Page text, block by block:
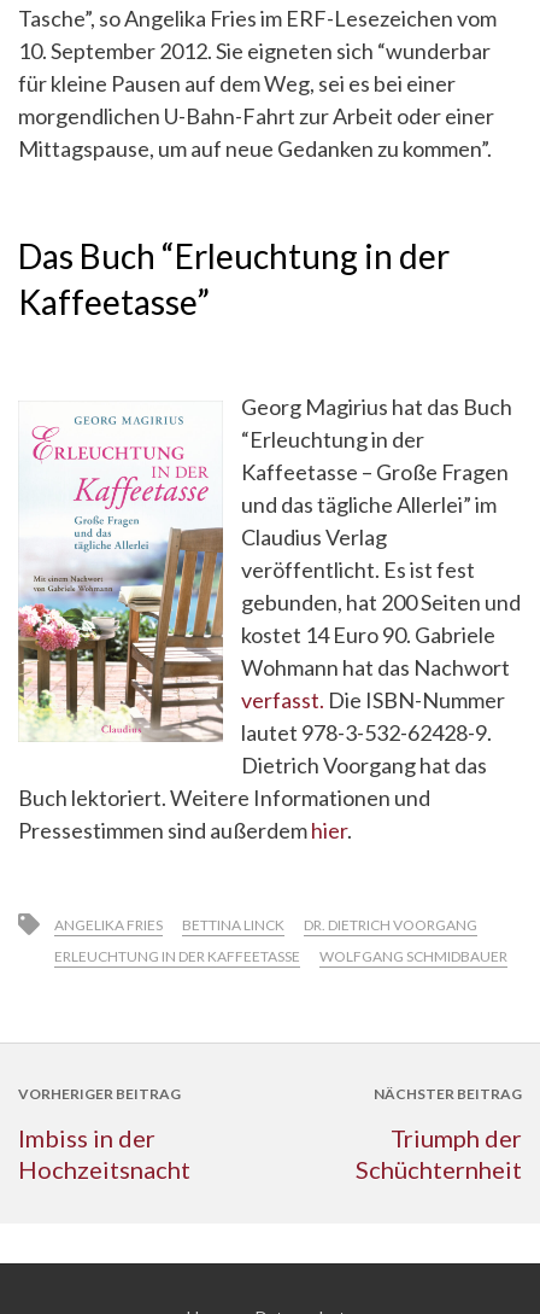
Tasche”, so Angelika Fries im ERF-Lesezeichen vom
10. September 2012. Sie eigneten sich “wunderbar
für kleine Pausen auf dem Weg, sei es bei einer
morgendlichen U-Bahn-Fahrt zur Arbeit oder einer
Mittagspause, um auf neue Gedanken zu kommen”.
Das Buch “Erleuchtung in der
Kaffeetasse”
Georg Magirius hat das Buch
“Erleuchtung in der
Kaffeetasse – Große Fragen
und das tägliche Allerlei” im
Claudius Verlag
veröffentlicht. Es ist fest
gebunden, hat 200 Seiten und
kostet 14 Euro 90. Gabriele
Wohmann hat das Nachwort
verfasst. Die ISBN-Nummer
lautet 978-3-532-62428-9.
Dietrich Voorgang hat das
Buch lektoriert. Weitere Informationen und
Pressestimmen sind außerdemhier.
ANGELIKA FRIES BETTINA LINCK
DR. DIETRICH VOORGANG
ERLEUCHTUNG IN DER KAFFEETASSE
WOLFGANG SCHMIDBAUER
VORHERIGER BEITRAG
Imbiss in der
Hochzeitsnacht
NÄCHSTER BEITRAG
Triumph der
Schüchternheit